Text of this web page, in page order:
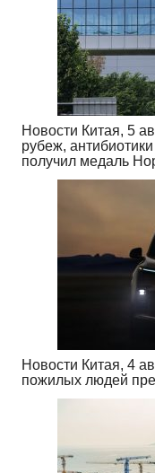
Новости Китая, 5
рубеж,
получил медаль
Новости Китая, 4
пожилых людей